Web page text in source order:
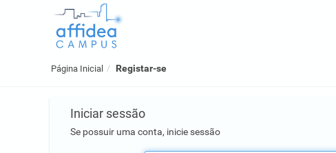
Página Inicial Registar-se
Iniciar sessão
Se possuir uma conta, inicie sessão